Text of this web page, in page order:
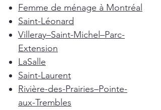
Femme de ménage à Montréal
Saint-Léonard
Villeray–Saint-Michel–Parc-
Extension
LaSalle
Saint-Laurent
Rivière-des-Prairies–Pointe-
aux-Trembles